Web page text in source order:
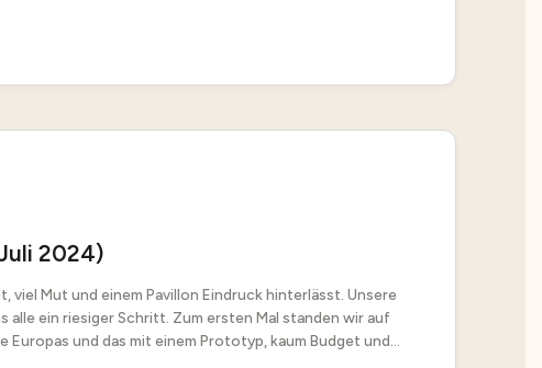
2024)
viel Mut und einem Pavillon Eindruck hinterlässt. Unsere
alle ein riesiger Schritt. Zum ersten Mal standen wir auf
Europas und das mit einem Prototyp, kaum Budget und...